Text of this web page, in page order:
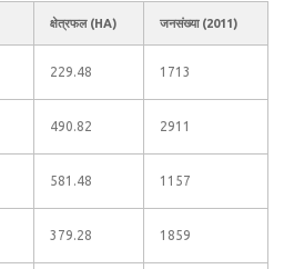
क्षेत्रफल (HA) जनसंख्या (2011)
229.48 1713
490.82 2911
581.48 1157
379.28 1859